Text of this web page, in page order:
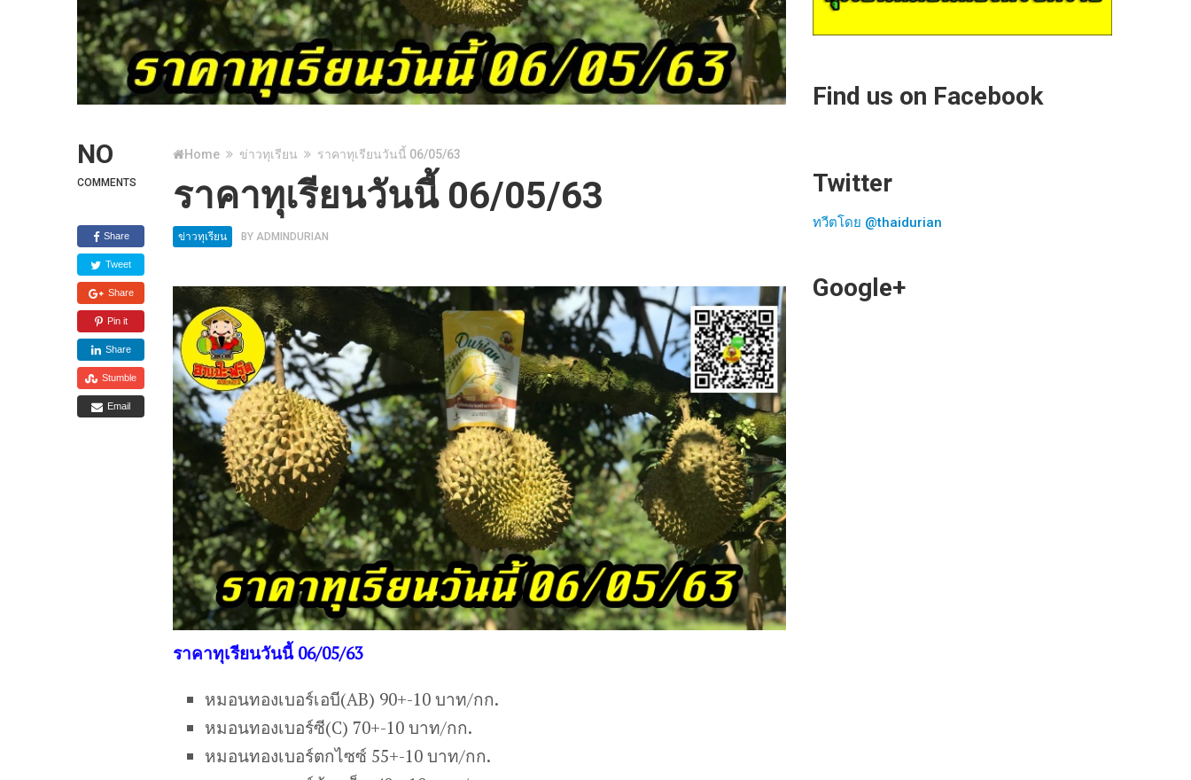
NO
COMMENTS
Share
Tweet
Share
Pin it
Share
Stumble
Email
Home ข่าวทุเรียน ราคาทุเรียนวันนี้ 06/05/63
ราคาทุเรียนวันนี้ 06/05/63
ข่าวทุเรียน BY ADMINDURIAN
ราคาทุเรียนวันนี้ 06/05/63
หมอนทองเบอร์เอบี(AB) 90+-10 บาท/กก.
หมอนทองเบอร์ซี(C) 70+-10 บาท/กก.
หมอนทองเบอร์ตกไซซ์ 55+-10 บาท/กก.
Find us on Facebook
Twitter
ทวีตโดย @thaidurian
Google+